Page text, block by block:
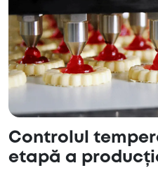
Controlul
etapă a